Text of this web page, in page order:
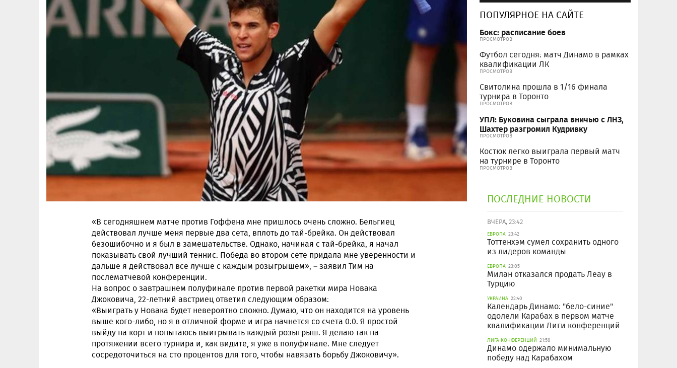
«В сегодняшнем матче против Гоффена мне пришлось очень сложно. Бельгиец
действовал лучше меня первые два сета, вплоть до тай-брейка. Он действовал
безошибочно и я был в замешательстве. Однако, начиная с тай-брейка, я начал
показывать свой лучший теннис. Победа во втором сете придала мне уверенности и
дальше я действовал все лучше с каждым розыгрышем», – заявил Тим на
послематчевой конференции.
На вопрос о завтрашнем полуфинале против первой ракетки мира Новака
Джоковича, 22-летний австриец ответил следующим образом:
«Выиграть у Новака будет невероятно сложно. Думаю, что он находится на уровень
выше кого-либо, но я в отличной форме и игра начнется со счета 0:0. Я простой
выйду на корт и попытаюсь выигрывать каждый розыгрыш. Я делаю так на
протяжении всего турнира и, как видите, я уже в полуфинале. Мне следует
сосредоточиться на сто процентов для того, чтобы навязать борьбу Джоковичу».
ПОПУЛЯРНОЕ НА САЙТЕ
Бокс: расписание боев
ПРОСМОТРОВ
Футбол сегодня: матч Динамо в рамках
квалификации ЛК
ПРОСМОТРОВ
Свитолина прошла в 1/16 финала
турнира в Торонто
ПРОСМОТРОВ
УПЛ: Буковина сыграла вничью с ЛНЗ,
Шахтер разгромил Кудривку
ПРОСМОТРОВ
Костюк легко выиграла первый матч
на турнире в Торонто
ПРОСМОТРОВ
ПОСЛЕДНИЕ НОВОСТИ
ВЧЕРА, 23:42
ЕВРОПА 23:42
Тоттенхэм сумел сохранить одного
из лидеров команды
ЕВРОПА 23:05
Милан отказался продать Леау в
Турцию
УКРАИНА 22:40
Календарь Динамо: "бело-синие"
одолели Карабах в первом матче
квалификации Лиги конференций
ЛИГА КОНФЕРЕНЦИЙ 21:58
Динамо одержало минимальную
победу над Карабахом